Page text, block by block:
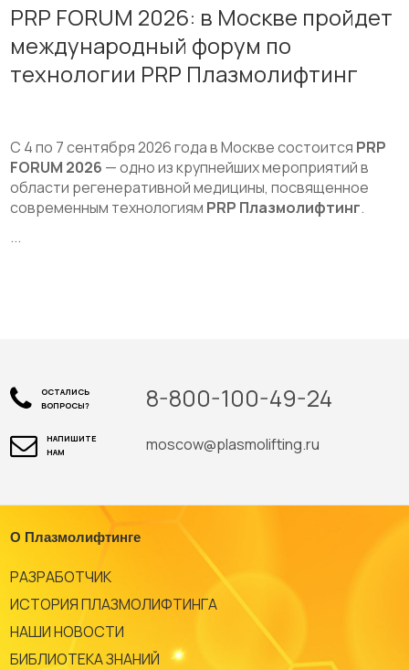
PRP FORUM 2026: в Москве пройдет
международный форум по
технологии PRP Плазмолифтинг
С 4 по 7 сентября 2026 года в Москве состоится PRP
FORUM 2026 — одно из крупнейших мероприятий в
области регенеративной медицины, посвященное
современным технологиям PRP Плазмолифтинг.
...
ОСТАЛИСЬ
ВОПРОСЫ?
8-800-100-49-24
НАПИШИТЕ
НАМ
moscow@plasmolifting.ru
О Плазмолифтинге
РАЗРАБОТЧИК
ИСТОРИЯ ПЛАЗМОЛИФТИНГА
НАШИ НОВОСТИ
БИБЛИОТЕКА ЗНАНИЙ